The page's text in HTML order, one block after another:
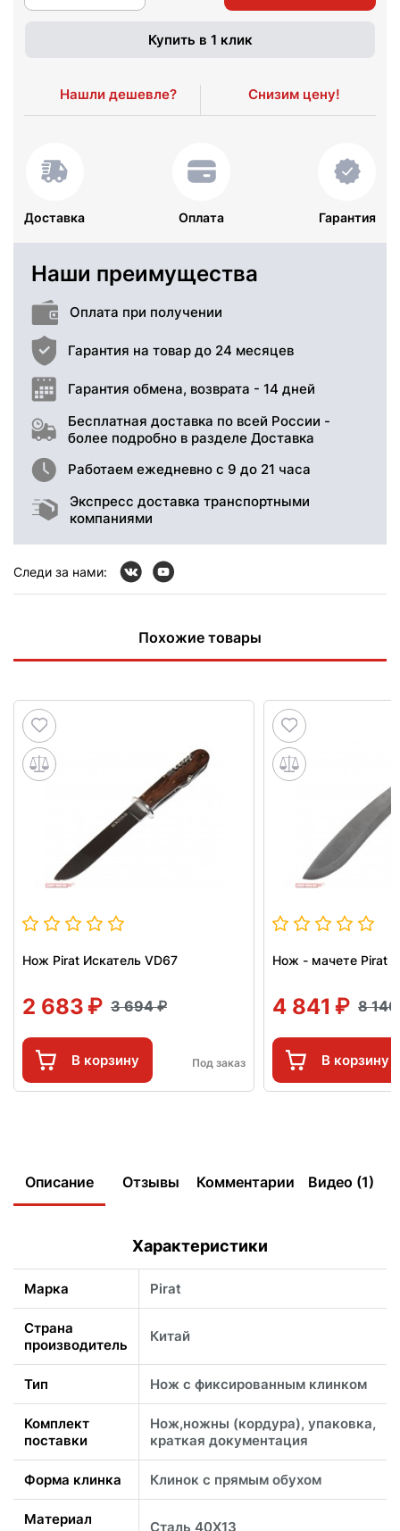
Купить в 1 клик
Нашли дешевле? Снизим цену!
Доставка Оплата Гарантия
Наши преимущества
Оплата при получении
Гарантия на товар до 24 месяцев
Гарантия обмена, возврата - 14 дней
Бесплатная доставка по всей России -
более подробно в разделе Доставка
Работаем ежедневно с 9 до 21 часа
Экспресс доставка транспортными
компаниями
Следи за нами:
Похожие товары
Нож Pirat Искатель VD67
2 683 3 694
В корзину Под заказ
Нож - мачете Pirat
4 841 8
В корзину
Описание Отзывы Комментарии Видео (1)
Характеристики
Марка Pirat
Страна
производитель
Китай
Тип Нож с фиксированным клинком
Комплект
поставки
Нож,ножны (кордура), упаковка,
краткая документация
Форма клинка Клинок с прямым обухом
Материал
Сталь 40Х13